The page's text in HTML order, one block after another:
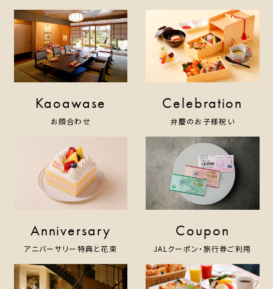
Kaoawase
お顔合わせ
Celebration
弁慶のお子様祝い
Anniversary
アニバーサリー特典と花束
Coupon
JALクーポン・旅行券ご利用